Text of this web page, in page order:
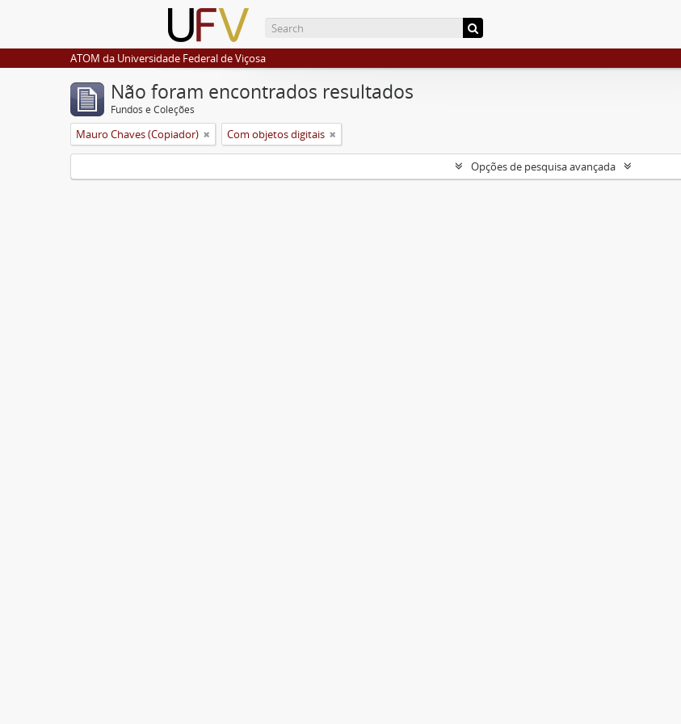
ATOM da Universidade Federal de Viçosa
Não foram encontrados resultados
Fundos e Coleções
Mauro Chaves (Copiador) Com objetos digitais
Opções de pesquisa avançada